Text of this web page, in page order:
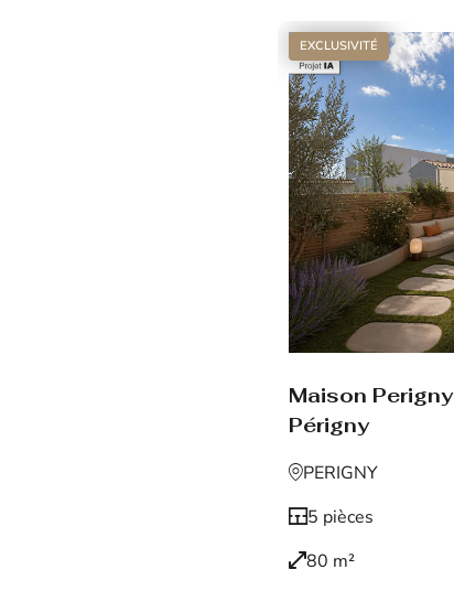
EXCLUSIVITÉ
Maison Perigny
Périgny
PERIGNY
5 pièces
80 m²